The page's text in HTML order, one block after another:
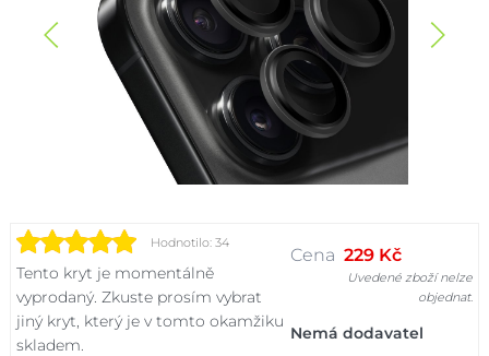
Hodnotilo: 34
Tento kryt je momentálně
vyprodaný. Zkuste prosím vybrat
jiný kryt, který je v tomto okamžiku
skladem.
Cena 229 Kč
Uvedené zboží nelze
objednat.
Nemá dodavatel